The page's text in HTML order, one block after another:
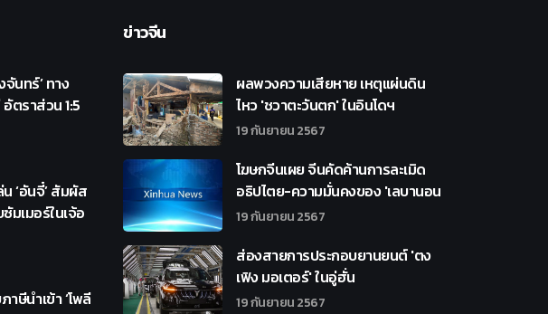
นทร์’ ทาง
ตราส่วน 1:5
‘อันจี๋’ สัมผัส
มเมอร์ในเจ้อ
ษีนำเข้า ‘โพลี
ข่าวจีน
ผลพวงความเสียหาย เหตุแผ่นดิน
ไหว 'ชวาตะวันตก' ในอินโดฯ
19 กันยายน 2567
โฆษกจีนเผย จีนคัดค้านการละเมิด
อธิปไตย-ความมั่นคงของ 'เลบานอน
19 กันยายน 2567
ส่องสายการประกอบยานยนต์ 'ตง
เฟิง มอเตอร์' ในอู่ฮั่น
19 กันยายน 2567